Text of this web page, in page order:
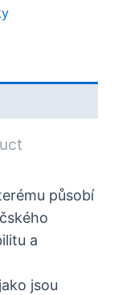
působí
a
jsou